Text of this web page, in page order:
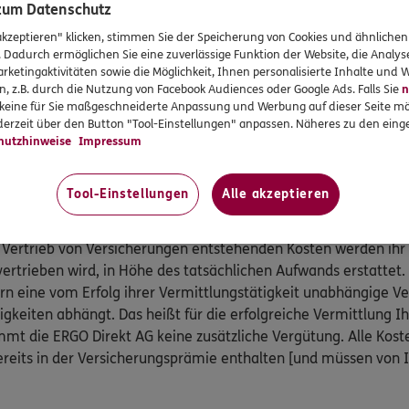
teil:
Kranken- und Pflegeversicherung, Postfach 06 02 22,
31,www.pkv-ombudsmann.de , sofern es um
geht.
e.V., Postfach 080632, 10006 Berlin, Telefon: 0800 /
,http://
mit anderen privaten Versicherungen geht (außer
an.
Vertrieb von Versicherungen entstehenden Kosten werden
wird, in Höhe des tatsächlichen Aufwands erstattet.
eine vom Erfolg ihrer Vermittlungstätigkeit unabhängige
abhängt. Das heißt für die erfolgreiche Vermittlung
die ERGO Direkt AG keine zusätzliche Vergütung. Alle
in der Versicherungsprämie enthalten [und müssen von
Datenschutz
klicken, stimmen Sie der Speicherung von Cookies und
ermöglichen Sie eine zuverlässige Funktion der Website, die
sowie die Möglichkeit, Ihnen personalisierte Inhalte und
z.B. durch die Nutzung von Facebook Audiences oder Google Ads. Falls Sie
für Sie maßgeschneiderte Anpassung und Werbung auf dieser Seite
über den Button "Tool-Einstellungen" anpassen. Näheres zu den
Impressum
Tool-Einstellungen Alle akzeptieren